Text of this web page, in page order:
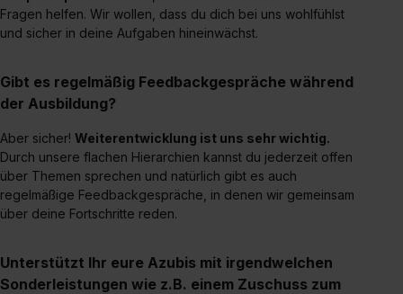
Media und Marketing“ umfasst hierbei die Einwilligung
zur Übermittlung deiner Daten in die USA (Art. 49 Abs. 1
angemessenes Datenschutzniveau (EuGH – Schrems
II). Du kannst die von dir erteilte Einwilligung jederzeit mit
Datenschutzerklärung unter dem Punkt „Datenschutz-
Einstellungen“ widerrufen. Weitere Informationen zu den
einzelnen Cookies findest du durch Klick auf „Details
zeigen“. Weitere Informationen:
Fragen helfen. Wir wollen, dass du dich bei uns wohlfühlst
und sicher in deine Aufgaben hineinwächst.
Gibt es regelmäßig Feedbackgespräche während
der Ausbildung?
Aber sicher! Weiterentwicklung ist uns sehr wichtig.
Durch unsere flachen Hierarchien kannst du jederzeit offen
über Themen sprechen und natürlich gibt es auch
regelmäßige Feedbackgespräche, in denen wir gemeinsam
über deine Fortschritte reden.
Unterstützt Ihr eure Azubis mit irgendwelchen
Sonderleistungen wie z.B. einem Zuschuss zum